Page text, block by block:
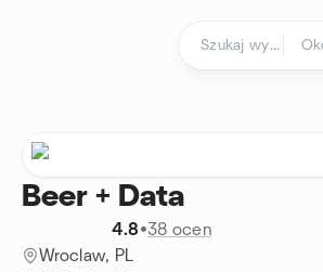
Beer + Data
4.8•38 ocen
Wroclaw, PL